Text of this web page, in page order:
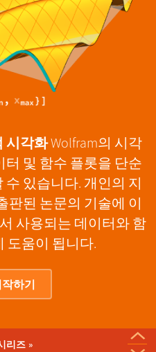
시각화Wolfram의 시각
및 함수 플롯을 단순
있습니다. 개인의 지
판된 논문의 기술에 이
사용되는 데이터와 함
도움이 됩니다.
하기
리즈